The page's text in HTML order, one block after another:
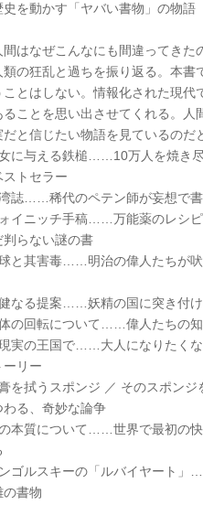
を動かす「ヤバい書物」の物語
はなぜこんなにも間違ってきた
類の狂乱と過ちを振り返る。本書
ことはしない。情報化された現代
ることを思い出させてくれる。人
だと信じたい物語を見ているのだ
に与える鉄槌……10万人を焼き
ストセラー
誌……稀代のペテン師が妄想で書
イニッチ手稿……万能薬のレシ
判らない謎の書
と其害毒……明治の偉人たちが
なる提案……妖精の国に突き付
の回転について……偉人たちの
実の王国で……大人になりたく
ーリー
を拭うスポンジ ／ そのスポン
わる、奇妙な論争
本質について……世界で最初の
ゴルスキーの「ルバイヤート」
の書物